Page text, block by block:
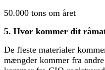
50.000 tons om året
5. Hvor kommer dit
De fleste materialer
mængder kommer fra